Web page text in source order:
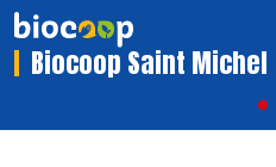
Biocoop Saint Michel